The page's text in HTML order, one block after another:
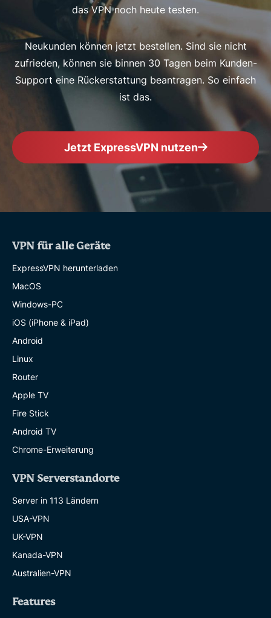
das VPN noch heute testen.
Neukunden können jetzt bestellen. Sind sie nicht
zufrieden, können sie binnen 30 Tagen beim Kunden-
Support eine Rückerstattung beantragen. So einfach
ist das.
Jetzt ExpressVPN nutzen
VPN für alle Geräte
ExpressVPN herunterladen
MacOS
Windows-PC
iOS (iPhone & iPad)
Android
Linux
Router
Apple TV
Fire Stick
Android TV
Chrome-Erweiterung
VPN Serverstandorte
Server in 113 Ländern
USA-VPN
UK-VPN
Kanada-VPN
Australien-VPN
Features